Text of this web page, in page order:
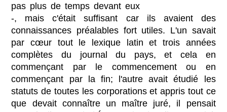
pas plus de temps devant eux
-, mais c'était suffisant car ils avaient des
connaissances préalables fort utiles. L'un savait
par cœur tout le lexique latin et trois années
complètes du journal du pays, et cela en
commençant par le commencement ou en
commençant par la fin; l'autre avait étudié les
statuts de toutes les corporations et appris tout ce
que devait connaître un maître juré, il pensait